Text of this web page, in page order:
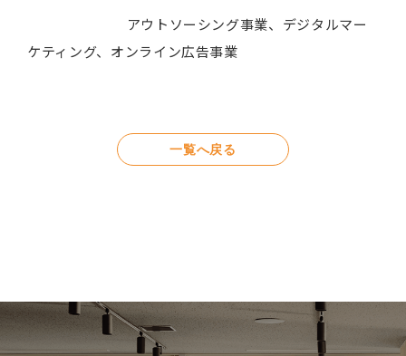
アウトソーシング事業、デジタルマー
ケティング、オンライン広告事業
一覧へ戻る